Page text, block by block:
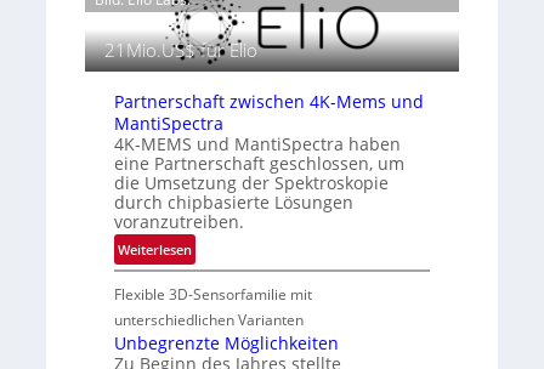
2
6
m
o
g
a
f
i
e
n
L
u
f
t
-
ä
e
n
z
i
n
E
M
E
A
-
g
i
21Mio.US$ für Elio
Partnerschaft zwischen 4K-Mems und
MantiSpectra
4K-MEMS und MantiSpectra haben
eine Partnerschaft geschlossen, um
die Umsetzung der Spektroskopie
durch chipbasierte Lösungen
voranzutreiben.
Weiterlesen:
P
a
r
t
n
Flexible 3D-Sensorfamilie mit
unterschiedlichen Varianten
Unbegrenzte Möglichkeiten
Zu Beginn des Jahres stellte